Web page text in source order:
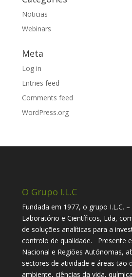
Noticias
Webinars
Meta
Log in
Entries feed
Comments feed
WordPress.org
O Grupo I.L.C
Fundada em 1977, o grupo I.L.C.
Laboratório e Científicos, Lda,
de soluções analíticas para a
controlo de qualidade. Presente
Nacional e Regiões Autónomas,
sectores de atividade e áreas tão
ambiente, ciências da vida,